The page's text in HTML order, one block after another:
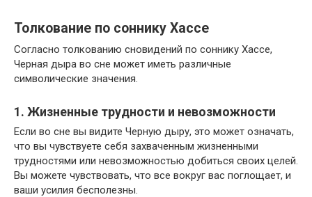
Толкование по соннику Хассе
Согласно толкованию сновидений по соннику Хассе,
Черная дыра во сне может иметь различные
символические значения.
1. Жизненные трудности и невозможности
Если во сне вы видите Черную дыру, это может означать,
что вы чувствуете себя захваченным жизненными
трудностями или невозможностью добиться своих целей.
Вы можете чувствовать, что все вокруг вас поглощает, и
ваши усилия бесполезны.